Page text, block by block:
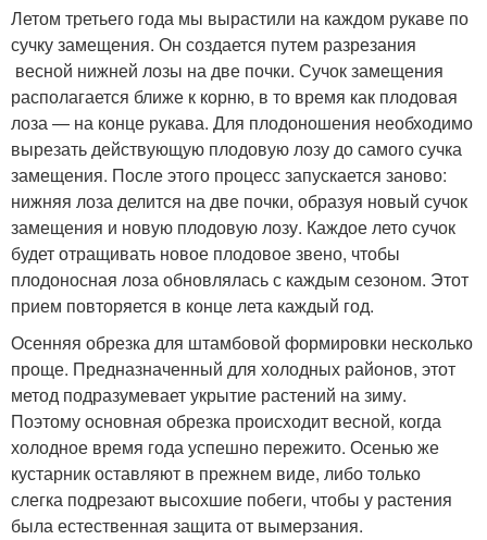
Летом третьего года мы вырастили на каждом рукаве по
сучку замещения. Он создается путем разрезания
весной нижней лозы на две почки. Сучок замещения
располагается ближе к корню, в то время как плодовая
лоза — на конце рукава. Для плодоношения необходимо
вырезать действующую плодовую лозу до самого сучка
замещения. После этого процесс запускается заново:
нижняя лоза делится на две почки, образуя новый сучок
замещения и новую плодовую лозу. Каждое лето сучок
будет отращивать новое плодовое звено, чтобы
плодоносная лоза обновлялась с каждым сезоном. Этот
прием повторяется в конце лета каждый год.
Осенняя обрезка для штамбовой формировки несколько
проще. Предназначенный для холодных районов, этот
метод подразумевает укрытие растений на зиму.
Поэтому основная обрезка происходит весной, когда
холодное время года успешно пережито. Осенью же
кустарник оставляют в прежнем виде, либо только
слегка подрезают высохшие побеги, чтобы у растения
была естественная защита от вымерзания.